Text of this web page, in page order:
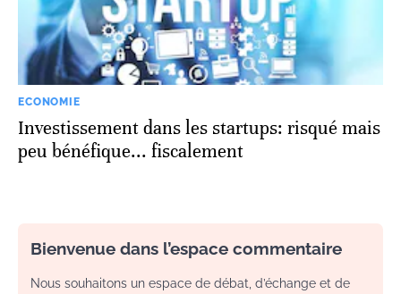
ECONOMIE
Investissement dans les startups: risqué mais
peu bénéfique... fiscalement
Bienvenue dans l’espace commentaire
Nous souhaitons un espace de débat, d’échange et de